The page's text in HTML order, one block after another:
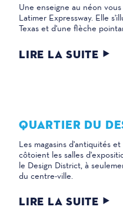
Une enseigne au néon
Latimer Expressway. Elle
Texas et d'une flèche
LIRE LA SUITE
QUARTIER DU
Les magasins d'antiquités
côtoient les salles
le Design District, à
du centre-ville.
LIRE LA SUITE